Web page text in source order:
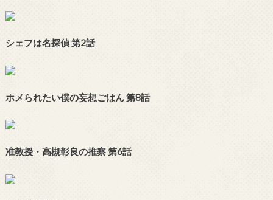
シェフは名探偵 第2話
ホメられたい僕の妄想ごはん 第8話
准教授・高槻彰良の推察 第6話